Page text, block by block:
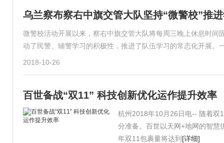
乌兰察布察右中旗交管大队坚持“微警校”推
微警校活动开展以来，察右中旗交管大队将每周三晚上休息时
动了民警、辅警学习的积极性，推进了队伍学习的常态化开展。
2018-10-26
百世备战“双11” 科技创新优化运作提升效率
杭州2018年10月26日电-- 随着双
分准备。百世以天网+地网的
年双11包裹量将达到 [详细]